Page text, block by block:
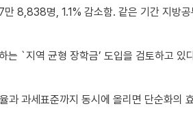
8,838명, 1.1% 감소함. 같은 기간 지방
`지역 균형 장학금’ 도입을 검토하고 있
세율과 과세표준까지 동시에 올리면 단순화